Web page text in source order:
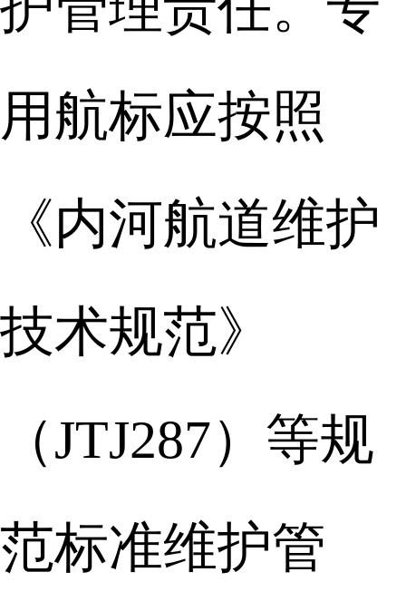
用航标应按照
《内河航道维护
技术规范》
（JTJ287）等规
范标准维护管